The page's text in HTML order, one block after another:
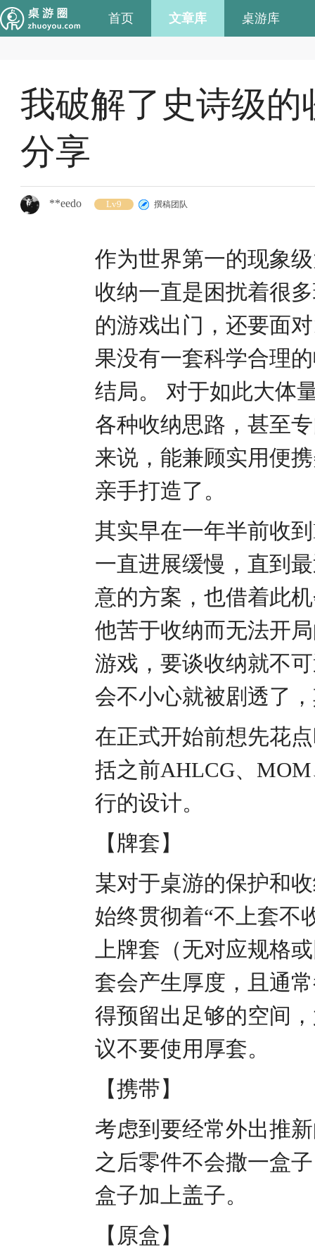
首页 文章库 桌游库
我破解了史诗级
分享
**eedo Lv9 撰稿团队
作为世界第一的现象
收纳一直是困扰着很
的游戏出门，还要面
果没有一套科学合理
结局。 对于如此大体
各种收纳思路，甚至
来说，能兼顾实用便
亲手打造了。
其实早在一年半前收
一直进展缓慢，直到
意的方案，也借着此
他苦于收纳而无法开
游戏，要谈收纳就不
会不小心就被剧透了
在正式开始前想先花
括之前AHLCG、
行的设计。
【牌套】
某对于桌游的保护和
始终贯彻着“不上套不
上牌套（无对应规格
套会产生厚度，且通
得预留出足够的空间
议不要使用厚套。
【携带】
考虑到要经常外出推
之后零件不会撒一盒
盒子加上盖子。
【原盒】